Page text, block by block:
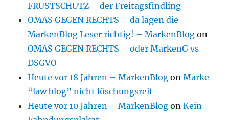
FRUSTSCHUTZ – der Freitagsfindling
OMAS GEGEN RECHTS – da lagen die
MarkenBlog Leser richtig! – MarkenBlog on
OMAS GEGEN RECHTS – oder MarkenG vs
DSGVO
Heute vor 18 Jahren – MarkenBlog onMarke
“law blog” nicht löschungsreif
Heute vor 10 Jahren – MarkenBlog onKein